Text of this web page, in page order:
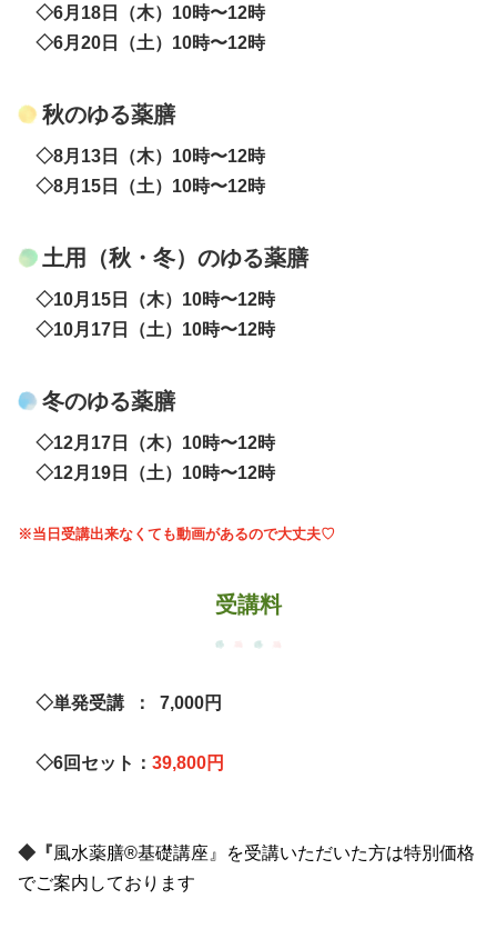
◇6月18日（木）10時〜12時
◇6月20日（土）10時〜12時
​秋のゆる薬膳
◇8月13日（木）10時〜12時
◇8月15日（土）10時〜12時
​土用（秋・冬）のゆる薬膳
◇10月15日（木）10時〜12時
◇10月17日（土）10時〜12時
冬のゆる薬膳
◇12月17日（木）10時〜12時
◇12月19日（土）10時〜12時
※当日受講出来なくても動画があるので大丈夫♡
受講料
◇単発受講 ： 7,000円
◇6回セット： 39,800円
◆『風水薬膳®基礎講座』を受講いただいた方は特別価格
でご案内しております